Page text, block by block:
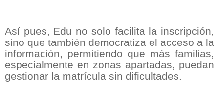
Así pues, Edu no solo facilita la inscripción,
sino que también democratiza el acceso a la
información, permitiendo que más familias,
especialmente en zonas apartadas, puedan
gestionar la matrícula sin dificultades.